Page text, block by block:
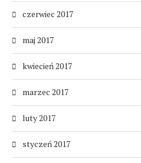
czerwiec 2017
maj 2017
kwiecień 2017
marzec 2017
luty 2017
styczeń 2017